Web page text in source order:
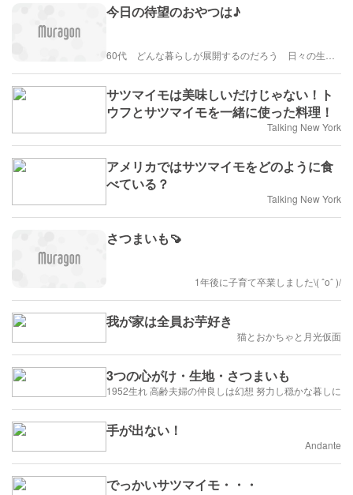
今日の待望のおやつは♪
サツマイモは美味しいだけじゃない！ト
ウフとサツマイモを一緒に使った料理！
Talking New York
アメリカではサツマイモをどのように食
べている？
Talking New York
さつまいも🍠
1年後に子育て卒業しました\( ˆoˆ )/
我が家は全員お芋好き
猫とおかちゃと月光仮面
3つの心がけ・生地・さつまいも
1952生れ 高齢夫婦の仲良しは幻想 努力し穏かな暮しに
手が出ない！
Andante
でっかいサツマイモ・・・